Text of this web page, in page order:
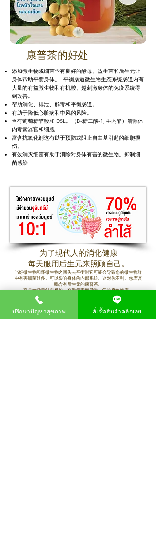
康普茶的好处
添加微生物或细菌含有良好的酵母、益生菌和后生元让
身体帮助平衡身体。
平衡肠道微生物生态系统肠道内有
大量的有益微生物和有机酸。 越刺激身体的免疫系统得
到改善。
帮助消化、排泄、解毒和平衡肠道。
有助于降低心脏病和中风的风险。
含有葡萄糖醛酸和 DSL。
（D-糖二酸-1, 4-内酯）清除体
内毒素器官和细胞
富含抗氧化剂这有助于预防或阻止自由基引起的细胞损
伤。
有效消灭细菌有助于消除对身体有害的微生物。抑制细
菌感染
为了现代人的消化健康
每天服用后生元来照顾自己。
当好微生物和坏微生物之间失去平衡时它可能会导致您的微生物群
中有害细菌过多。可以影响身体的内部系统。 这对你不利。 您应该
喝含有后生元的康普茶。
它是一种天然有机酸。有助于平衡肠道，保持身体健康。
#Miss Post Biotique #Miss Longa Kombucha
ปรึกษาปัญหาสุขภาพ สั่งซื้อสินค้าคลิกเลย